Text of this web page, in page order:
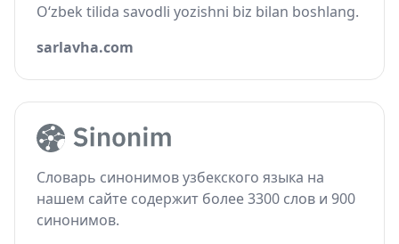
O‘zbek tilida savodli yozishni biz bilan boshlang.
sarlavha.com
Словарь синонимов узбекского языка на
нашем сайте содержит более 3300 слов и 900
синонимов.